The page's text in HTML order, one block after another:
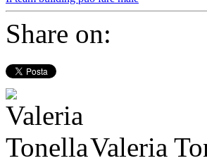
Share on:
Valeria